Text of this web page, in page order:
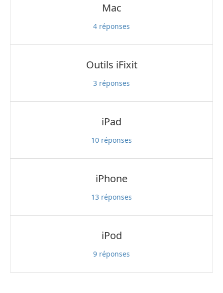
Mac
4 réponses
Outils iFixit
3 réponses
iPad
10 réponses
iPhone
13 réponses
iPod
9 réponses